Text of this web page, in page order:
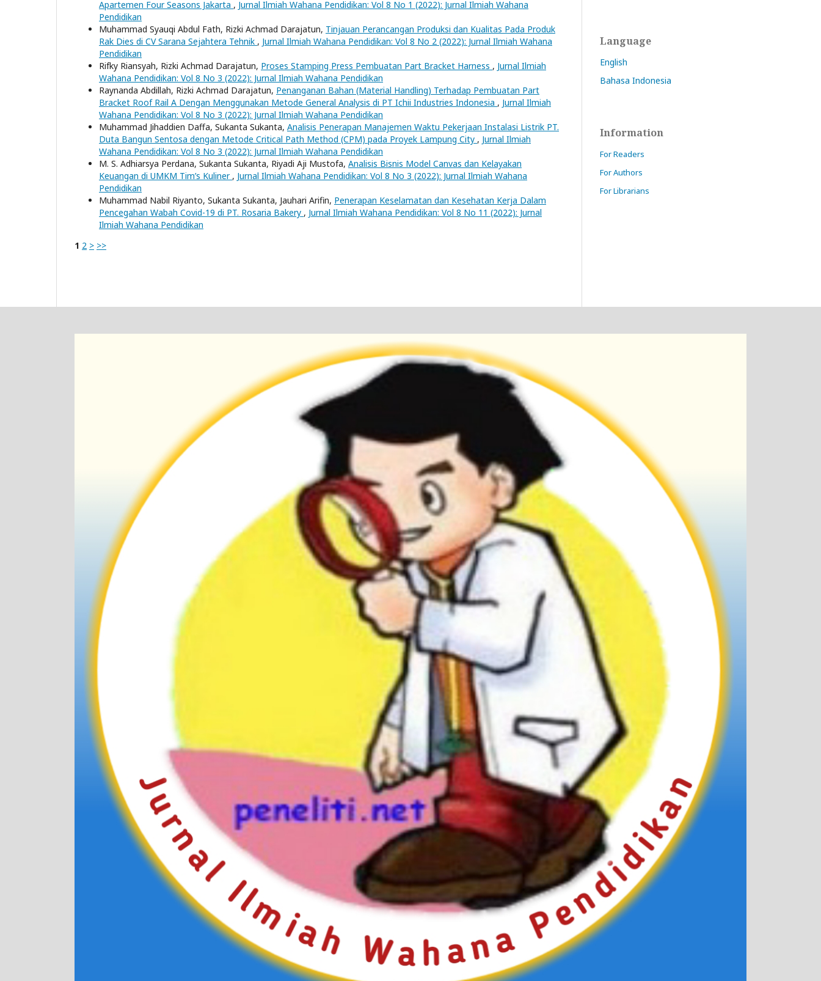
Apartemen Four Seasons Jakarta , Jurnal Ilmiah Wahana Pendidikan: Vol 8 No 1 (2022): Jurnal Ilmiah Wahana
Pendidikan
Muhammad Syauqi Abdul Fath, Rizki Achmad Darajatun, Tinjauan Perancangan Produksi dan Kualitas Pada Produk
Rak Dies di CV Sarana Sejahtera Tehnik , Jurnal Ilmiah Wahana Pendidikan: Vol 8 No 2 (2022): Jurnal Ilmiah Wahana
Pendidikan
Rifky Riansyah, Rizki Achmad Darajatun, Proses Stamping Press Pembuatan Part Bracket Harness , Jurnal Ilmiah
Wahana Pendidikan: Vol 8 No 3 (2022): Jurnal Ilmiah Wahana Pendidikan
Raynanda Abdillah, Rizki Achmad Darajatun, Penanganan Bahan (Material Handling) Terhadap Pembuatan Part
Bracket Roof Rail A Dengan Menggunakan Metode General Analysis di PT Ichii Industries Indonesia , Jurnal Ilmiah
Wahana Pendidikan: Vol 8 No 3 (2022): Jurnal Ilmiah Wahana Pendidikan
Muhammad Jihaddien Daffa, Sukanta Sukanta, Analisis Penerapan Manajemen Waktu Pekerjaan Instalasi Listrik PT.
Duta Bangun Sentosa dengan Metode Critical Path Method (CPM) pada Proyek Lampung City , Jurnal Ilmiah
Wahana Pendidikan: Vol 8 No 3 (2022): Jurnal Ilmiah Wahana Pendidikan
M. S. Adhiarsya Perdana, Sukanta Sukanta, Riyadi Aji Mustofa, Analisis Bisnis Model Canvas dan Kelayakan
Keuangan di UMKM Tim’s Kuliner , Jurnal Ilmiah Wahana Pendidikan: Vol 8 No 3 (2022): Jurnal Ilmiah Wahana
Pendidikan
Muhammad Nabil Riyanto, Sukanta Sukanta, Jauhari Arifin, Penerapan Keselamatan dan Kesehatan Kerja Dalam
Pencegahan Wabah Covid-19 di PT. Rosaria Bakery , Jurnal Ilmiah Wahana Pendidikan: Vol 8 No 11 (2022): Jurnal
Ilmiah Wahana Pendidikan
1 2 > >>
Language
English
Bahasa Indonesia
Information
For Readers
For Authors
For Librarians